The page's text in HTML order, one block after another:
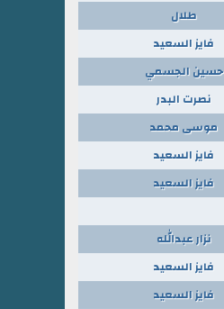
طلال
فايز السعيد
حسين الجسمي
نصرت البدر
موسى محمد
فايز السعيد
فايز السعيد
نزار عبدالله
فايز السعيد
فايز السعيد